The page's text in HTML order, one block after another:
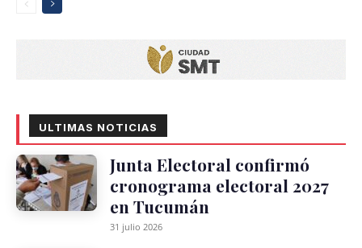
ULTIMAS NOTICIAS
Junta Electoral confirmó
cronograma electoral 2027
en Tucumán
31 julio 2026